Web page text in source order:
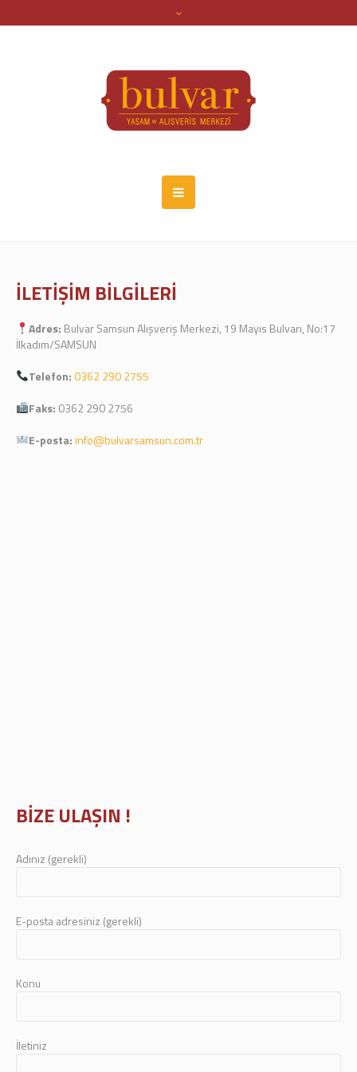
İLETIŞIM BILGILERI
Adres: Bulvar Samsun Alışveriş Merkezi, 19 Mayıs Bulvarı, No:17
İlkadım/SAMSUN
Telefon:0362 290 2755
Faks: 0362 290 2756
E-posta:info@bulvarsamsun.com.tr
BIZE ULAŞIN !
Adınız (gerekli)
E-posta adresiniz (gerekli)
Konu
İletiniz